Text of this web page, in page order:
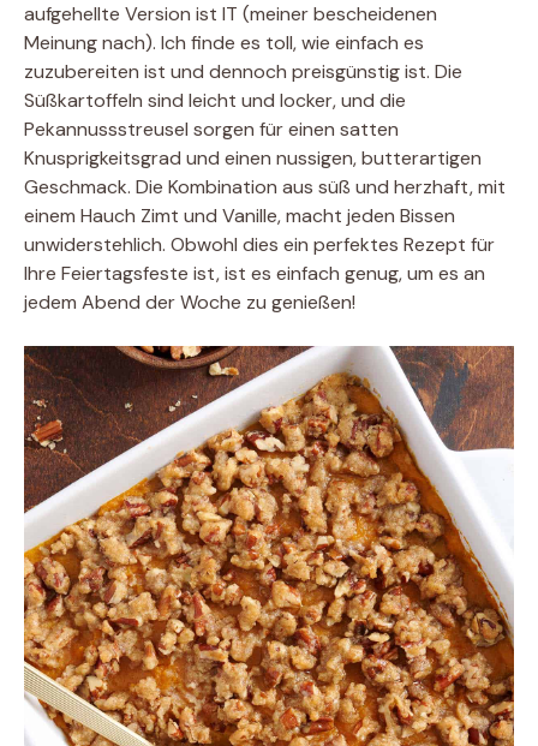
aufgehellte Version ist IT (meiner bescheidenen
Meinung nach). Ich finde es toll, wie einfach es
zuzubereiten ist und dennoch preisgünstig ist. Die
Süßkartoffeln sind leicht und locker, und die
Pekannussstreusel sorgen für einen satten
Knusprigkeitsgrad und einen nussigen, butterartigen
Geschmack. Die Kombination aus süß und herzhaft, mit
einem Hauch Zimt und Vanille, macht jeden Bissen
unwiderstehlich. Obwohl dies ein perfektes Rezept für
Ihre Feiertagsfeste ist, ist es einfach genug, um es an
jedem Abend der Woche zu genießen!